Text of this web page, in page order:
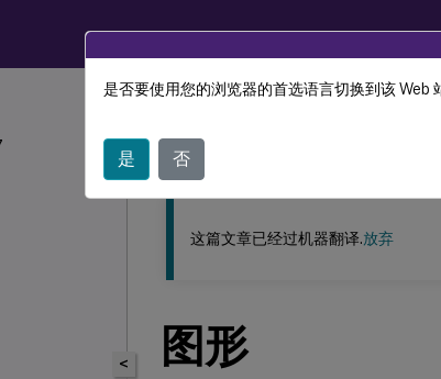
此内容已经过机器动态翻译。
<
这篇文章已经过机器翻译.放弃
图形
是否要使用您的浏览器的首选语言切换到该 Web
是 否